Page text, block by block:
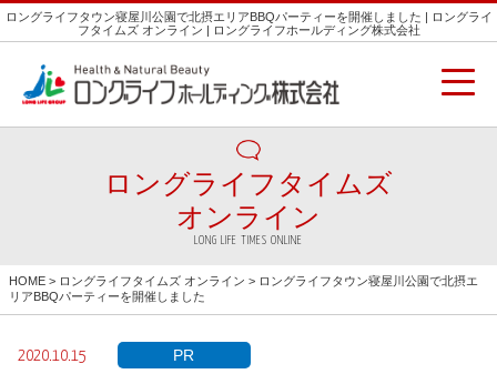
ロングライフタウン寝屋川公園で北摂エリアBBQパーティーを開催しました | ロングライ
フタイムズ オンライン | ロングライフホールディング株式会社
ロングライフタイムズ
オンライン
LONG LIFE TIMES ONLINE
HOME > ロングライフタイムズ オンライン > ロングライフタウン寝屋川公園で北摂エ
リアBBQパーティーを開催しました
2020.10.15 PR